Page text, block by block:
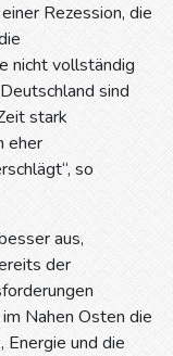
Rezession, die
nicht vollständig
sind
stark
eher
so
aus,
der
Nahen Osten die
Energie und die